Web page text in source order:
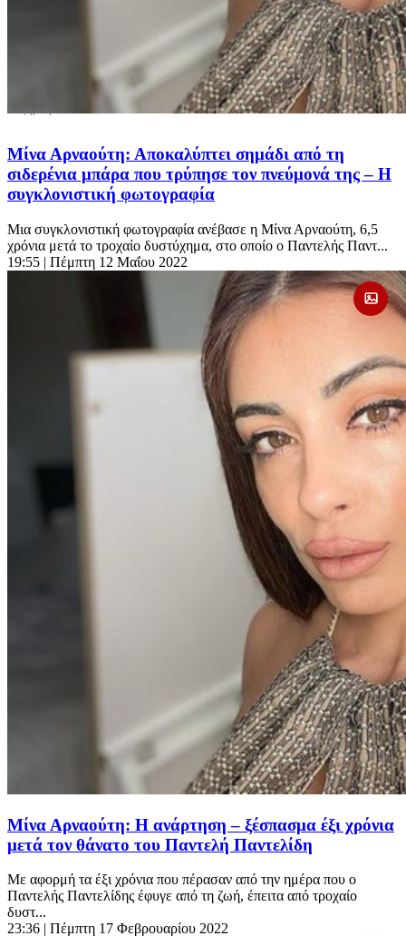
Μίνα Αρναούτη: Αποκαλύπτει σημάδι από τη
σιδερένια μπάρα που τρύπησε τον πνεύμονά της – Η
συγκλονιστική φωτογραφία
Μια συγκλονιστική φωτογραφία ανέβασε η Μίνα Αρναούτη, 6,5
χρόνια μετά το τροχαίο δυστύχημα, στο οποίο ο Παντελής Παντ...
19:55 | Πέμπτη 12 Μαΐου 2022
Μίνα Αρναούτη: Η ανάρτηση – ξέσπασμα έξι χρόνια
μετά τον θάνατο του Παντελή Παντελίδη
Με αφορμή τα έξι χρόνια που πέρασαν από την ημέρα που ο
Παντελής Παντελίδης έφυγε από τη ζωή, έπειτα από τροχαίο
δυστ...
23:36 | Πέμπτη 17 Φεβρουαρίου 2022